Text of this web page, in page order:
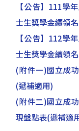
【公告】111學
士生獎學金續領
【公告】112學
士生獎學金續領
(附件一)國立成
(遞補適用)
(附件二)國立成
現盤點表(遞補適